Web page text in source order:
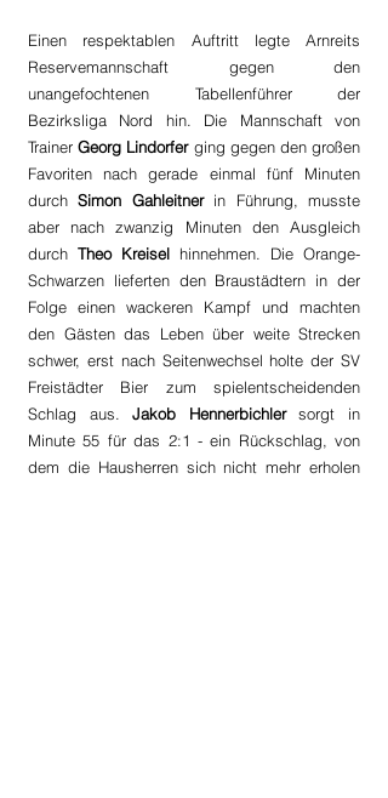
Einen respektablen Auftritt legte Arnreits
Reservemannschaft gegen den
unangefochtenen Tabellenführer der
Bezirksliga Nord hin. Die Mannschaft von
Trainer Georg Lindorfer ging gegen den großen
Favoriten nach gerade einmal fünf Minuten
durch Simon Gahleitner in Führung, musste
aber nach zwanzig Minuten den Ausgleich
durch Theo Kreisel hinnehmen. Die Orange-
Schwarzen lieferten den Braustädtern in der
Folge einen wackeren Kampf und machten
den Gästen das Leben über weite Strecken
schwer, erst nach Seitenwechsel holte der SV
Freistädter Bier zum spielentscheidenden
Schlag aus. Jakob Hennerbichler sorgt in
Minute 55 für das 2:1 - ein Rückschlag, von
dem die Hausherren sich nicht mehr erholen